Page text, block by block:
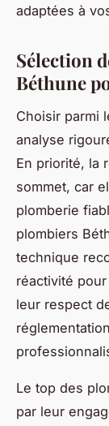
adaptées à
Sélection
Béthune
Choisir parmi
analyse
En priorité, la
sommet, car
plomberie
plombiers
technique
réactivité
leur respect
Le top des
par leur